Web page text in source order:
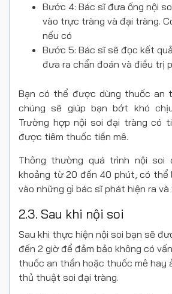
Bước 4: Bác sĩ đưa ống nội
vào trực tràng và đại tràng.
nếu có
Bước 5: Bác sĩ sẽ đọc kết
đưa ra chẩn đoán và điều trị
Bạn có thể được dùng thuốc an
chúng sẽ giúp bạn bớt khó
Trường hợp nội soi đại tràng có
được tiêm thuốc tiền mê.
Thông thường quá trình nội soi
khoảng từ 20 đến 40 phút, có
vào những gì bác sĩ phát hiện ra và
2.3. Sau khi nội soi
Sau khi thực hiện nội soi bạn sẽ
đến 2 giờ để đảm bảo không có
thuốc an thần hoặc thuốc mê hay
thủ thuật soi đại tràng.